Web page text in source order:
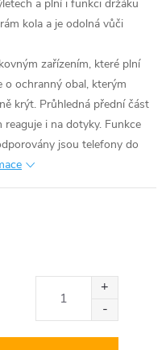
a plní i funkci držáku
kola a je odolná vůči
zařízením, které plní
o ochranný obal, kterým
krýt. Průhledná přední část
i na dotyky. Funkce
jsou telefony do